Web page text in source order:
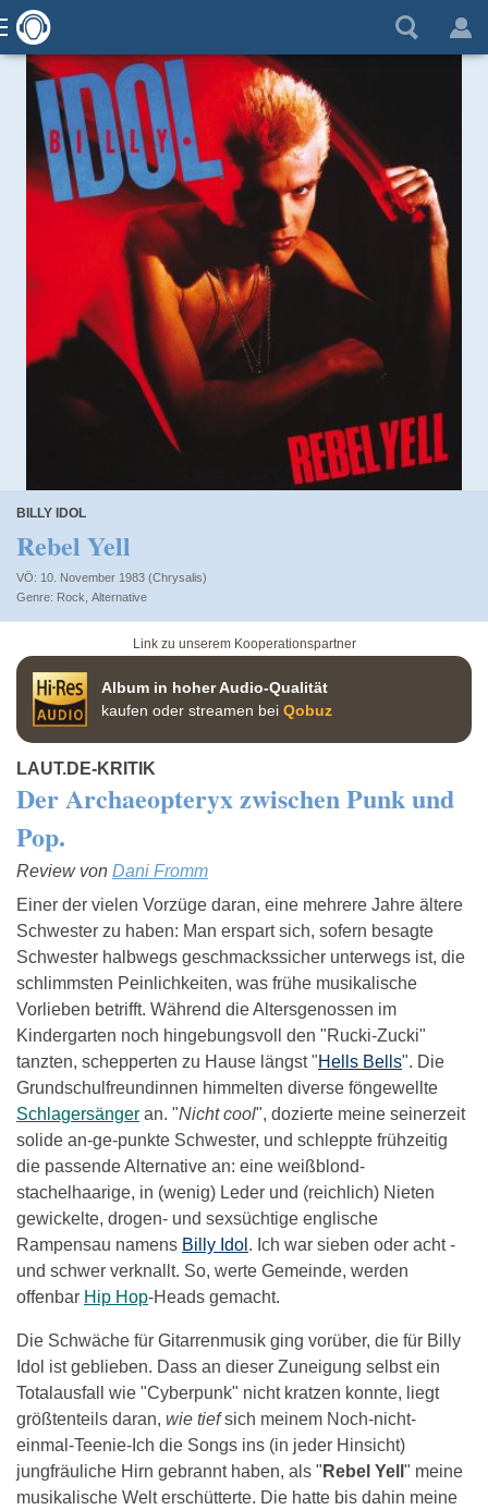
BILLY IDOL
Rebel Yell
VÖ: 10. November 1983 (Chrysalis)
Rock Alternative
Link zu unserem Kooperationspartner
Album in hoher Audio-Qualität
kaufen oder streamen bei Qobuz
LAUT.DE-KRITIK
Der Archaeopteryx zwischen Punk und
Pop.
Review von Dani Fromm
Einer der vielen Vorzüge daran, eine mehrere Jahre ältere
Schwester zu haben: Man erspart sich, sofern besagte
Schwester halbwegs geschmackssicher unterwegs ist, die
schlimmsten Peinlichkeiten, was frühe musikalische
Vorlieben betrifft. Während die Altersgenossen im
Kindergarten noch hingebungsvoll den "Rucki-Zucki"
tanzten, schepperten zu Hause längst "Hells Bells". Die
Grundschulfreundinnen himmelten diverse föngewellte
Schlagersänger an. "Nicht cool", dozierte meine seinerzeit
solide an-ge-punkte Schwester, und schleppte frühzeitig
die passende Alternative an: eine weißblond-
stachelhaarige, in (wenig) Leder und (reichlich) Nieten
gewickelte, drogen- und sexsüchtige englische
Rampensau namens Billy Idol . Ich war sieben oder acht -
und schwer verknallt. So, werte Gemeinde, werden
offenbar Hip Hop-Heads gemacht.
Die Schwäche für Gitarrenmusik ging vorüber, die für Billy
Idol ist geblieben. Dass an dieser Zuneigung selbst ein
Totalausfall wie "Cyberpunk" nicht kratzen konnte, liegt
größtenteils daran, wie tiefsich meinem Noch-nicht-
einmal-Teenie-Ich die Songs ins (in jeder Hinsicht)
jungfräuliche Hirn gebrannt haben, als " Rebel Yell " meine
musikalische Welt erschütterte. Die hatte bis dahin meine